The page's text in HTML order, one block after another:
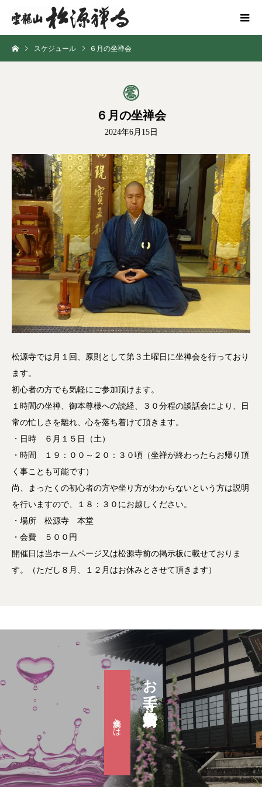
スケジュール ６月の坐禅会
６月の坐禅会
2024年6月15日
松源寺では月１回、原則として第３土曜日に坐禅会を行っており
ます。
初心者の方でも気軽にご参加頂けます。
１時間の坐禅、御本尊様への読経、３０分程の談話会により、日
常の忙しさを離れ、心を落ち着けて頂きます。
・日時 ６月１５日（土）
・時間 １９：００～２０：３０頃（坐禅が終わったらお帰り頂
く事ことも可能です）
尚、まったくの初心者の方や坐り方がわからないという方は説明
を行いますので、１８：３０にお越しください。
・場所 松源寺 本堂
・会費 ５００円
開催日は当ホームページ又は松源寺前の掲示板に載せておりま
す。（ただし８月、１２月はお休みとさせて頂きます）
お寺で婚活『滴水会』
滴水会とは